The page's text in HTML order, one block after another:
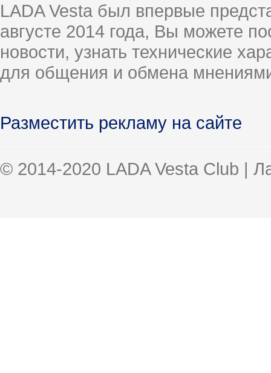
LADA Vesta был впервые
августе 2014 года, Вы можете
новости, узнать технические
для общения и обмена
Разместить рекламу на сайте
© 2014-2020 LADA Vesta Club |